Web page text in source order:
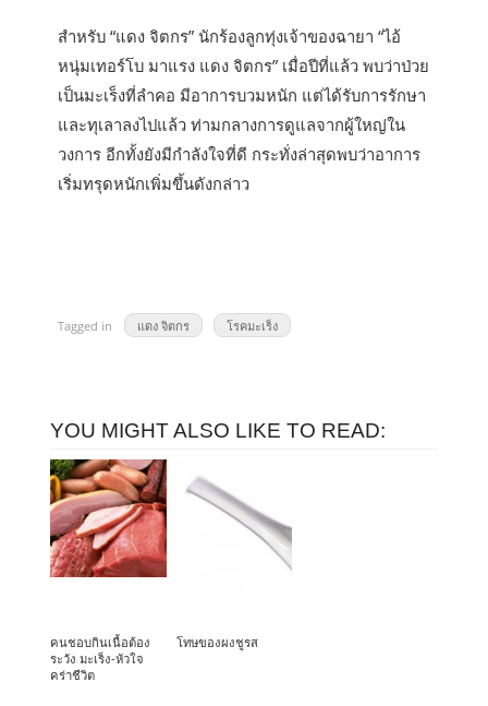
สำหรับ “แดง จิตกร” นักร้องลูกทุ่งเจ้าของฉายา “ไอ้
หนุ่มเทอร์โบ มาแรง แดง จิตกร” เมื่อปีที่แล้ว พบว่าป่วย
เป็นมะเร็งที่ลำคอ มีอาการบวมหนัก แต่ได้รับการรักษา
และทุเลาลงไปแล้ว ท่ามกลางการดูแลจากผู้ใหญ่ใน
วงการ อีกทั้งยังมีกำลังใจที่ดี กระทั่งล่าสุดพบว่าอาการ
เริ่มทรุดหนักเพิ่มขึ้นดังกล่าว
Tagged in แดง จิตกร โรคมะเร็ง
YOU MIGHT ALSO LIKE TO READ:
คนชอบกินเนื้อต้อง
ระวัง มะเร็ง-หัวใจ
คร่าชีวิต
โทษของผงชูรส